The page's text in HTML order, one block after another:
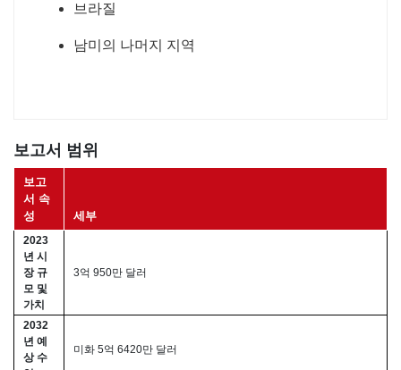
브라질
남미의 나머지 지역
보고서 범위
보고
서 속
성
세부
2023
년 시
장 규
모 및
가치
3억 950만 달러
2032
년 예
상 수
미화 5억 6420만 달러